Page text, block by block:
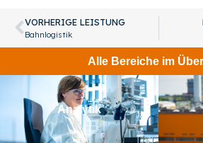
VORHERIGE LEISTUNG
Bahnlogistik
Alle Bereiche im
Analytik